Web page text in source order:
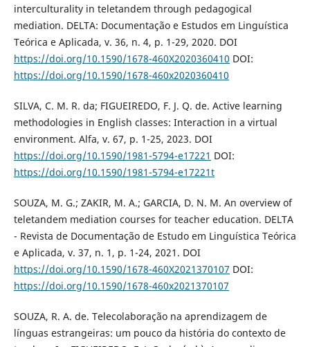
interculturality in teletandem through pedagogical
mediation. DELTA: Documentação e Estudos em Linguística
Teórica e Aplicada, v. 36, n. 4, p. 1-29, 2020. DOI
https://doi.org/10.1590/1678-460X2020360410 DOI:
https://doi.org/10.1590/1678-460x2020360410
SILVA, C. M. R. da; FIGUEIREDO, F. J. Q. de. Active learning
methodologies in English classes: Interaction in a virtual
environment. Alfa, v. 67, p. 1-25, 2023. DOI
https://doi.org/10.1590/1981-5794-e17221 DOI:
https://doi.org/10.1590/1981-5794-e17221t
SOUZA, M. G.; ZAKIR, M. A.; GARCIA, D. N. M. An overview of
teletandem mediation courses for teacher education. DELTA
- Revista de Documentação de Estudo em Linguística Teórica
e Aplicada, v. 37, n. 1, p. 1-24, 2021. DOI
https://doi.org/10.1590/1678-460X2021370107 DOI:
https://doi.org/10.1590/1678-460x2021370107
SOUZA, R. A. de. Telecolaboração na aprendizagem de
línguas estrangeiras: um pouco da história do contexto de